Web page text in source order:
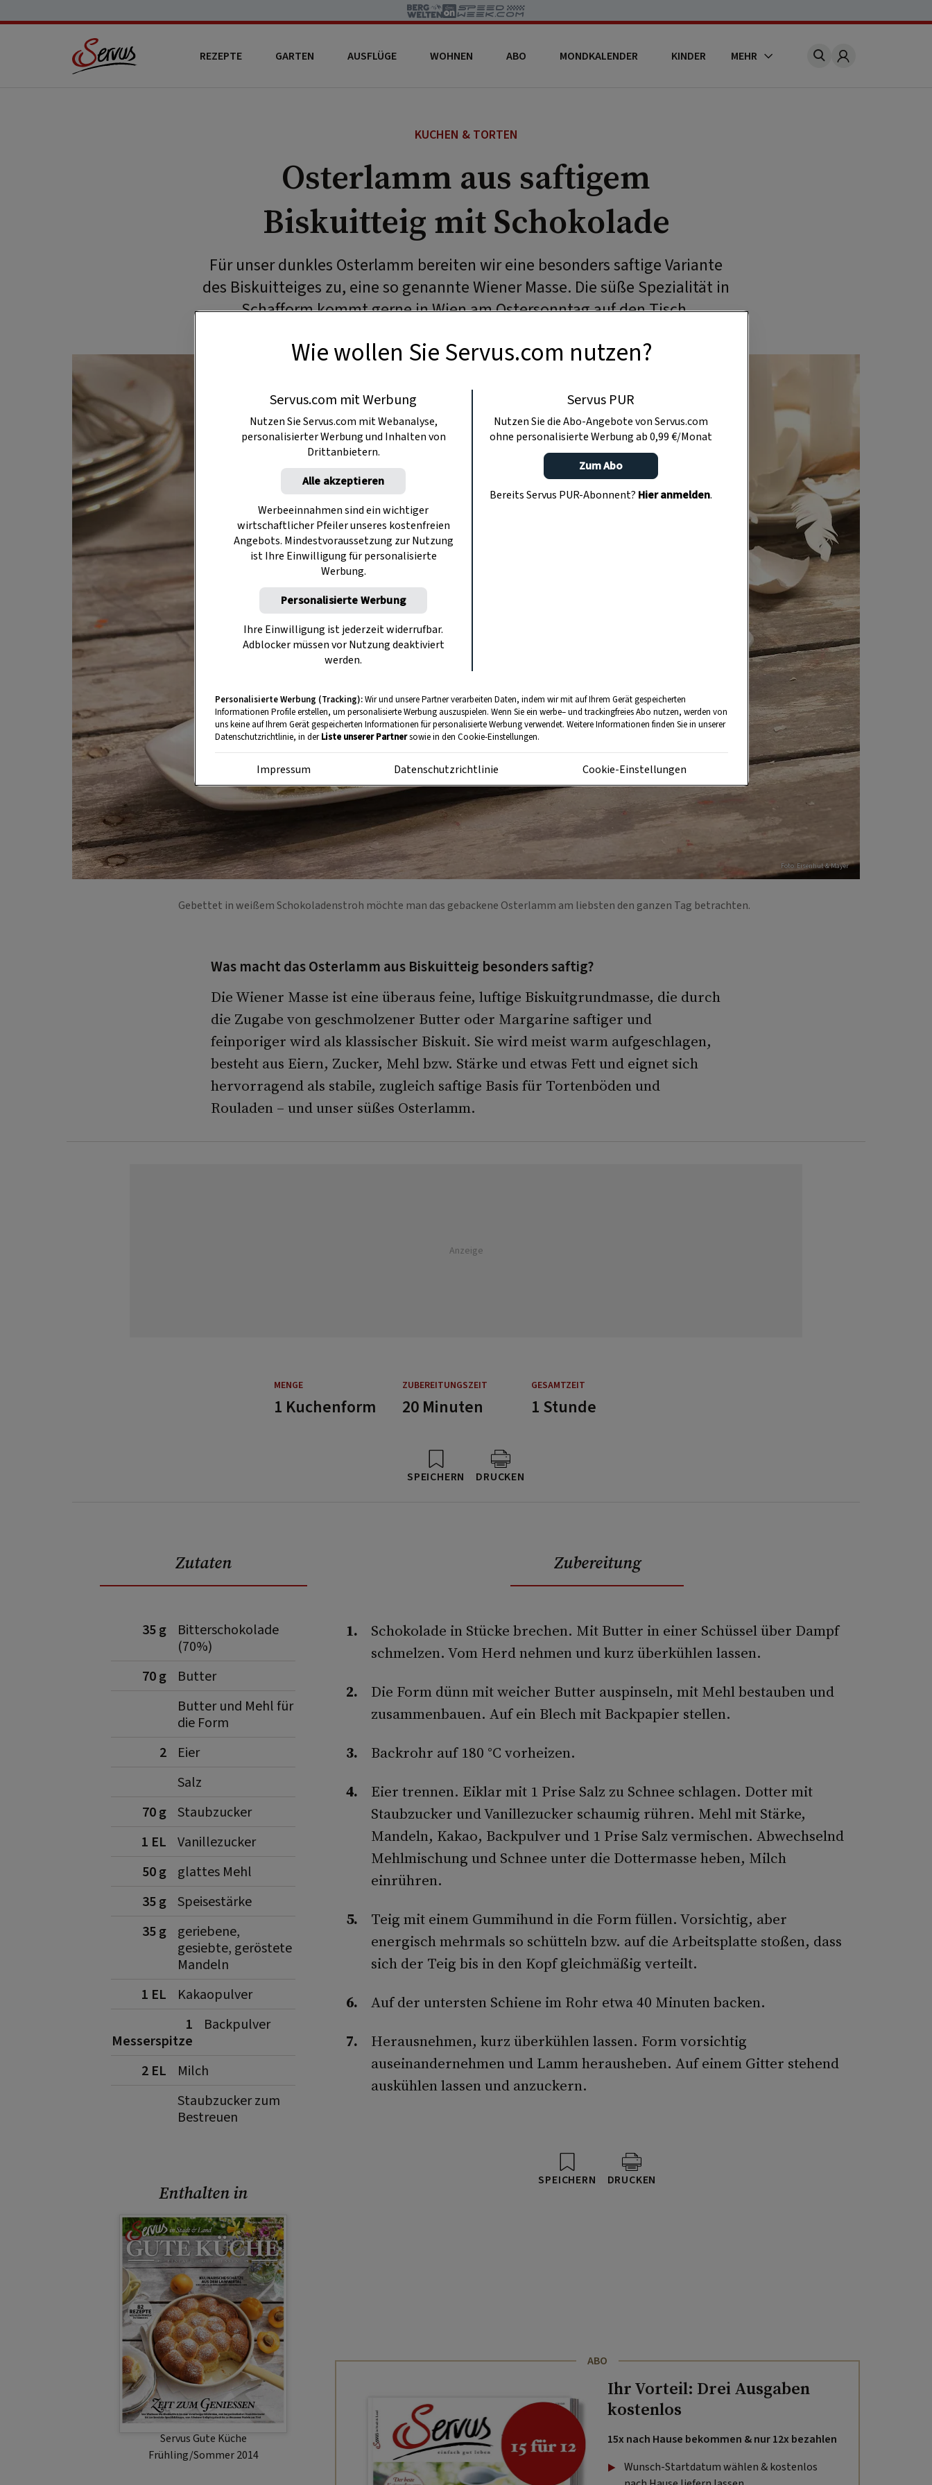
REZEPTE GARTEN AUSFLÜGE WOHNEN ABO MONDKALENDER KINDER MEHR Account
KUCHEN & TORTEN
Osterlamm aus saftigem
Biskuitteig mit Schokolade
Für unser dunkles Osterlamm bereiten wir eine besonders saftige Variante
des Biskuitteiges zu, eine so genannte Wiener Masse. Die süße Spezialität in
Schafform kommt gerne in Wien am Ostersonntag auf den Tisch.
Foto: Eisenhut & Mayer
Gebettet in weißem Schokoladenstroh möchte man das gebackene Osterlamm am liebsten den ganzen Tag betrachten.
Was macht das Osterlamm aus Biskuitteig besonders saftig?
Die Wiener Masse ist eine überaus feine, luftige Biskuitgrundmasse, die durch
die Zugabe von geschmolzener Butter oder Margarine saftiger und
feinporiger wird als klassischer Biskuit. Sie wird meist warm aufgeschlagen,
besteht aus Eiern, Zucker, Mehl bzw. Stärke und etwas Fett und eignet sich
hervorragend als stabile, zugleich saftige Basis für Tortenböden und
Rouladen – und unser süßes Osterlamm.
Anzeige
MENGE ZUBEREITUNGSZEIT GESAMTZEIT
1 Kuchenform 20 Minuten 1 Stunde
SPEICHERN DRUCKEN
Zutaten
35 g
Bitterschokolade
(70%)
70 g
Butter
Butter und Mehl für
die Form
2
Eier
Salz
70 g Staubzucker
1 EL
Vanillezucker
50 g
glattes Mehl
35 g Speisestärke
35 g
geriebene,
gesiebte, geröstete
Mandeln
1 EL
Kakaopulver
1
Messerspitze
Backpulver
2 EL
Milch
Staubzucker zum
Bestreuen
Enthalten in
Servus Gute Küche
Frühling/Sommer 2014
Zubereitung
Schokolade in Stücke brechen. Mit Butter in einer Schüssel über Dampf
schmelzen. Vom Herd nehmen und kurz überkühlen lassen.
Die Form dünn mit weicher Butter auspinseln, mit Mehl bestauben und
zusammenbauen. Auf ein Blech mit Backpapier stellen.
Backrohr auf 180 °C vorheizen.
Eier trennen. Eiklar mit 1 Prise Salz zu Schnee schlagen. Dotter mit
Staubzucker und Vanillezucker schaumig rühren. Mehl mit Stärke,
Mandeln, Kakao, Backpulver und 1 Prise Salz vermischen. Abwechselnd
Mehlmischung und Schnee unter die Dottermasse heben, Milch
einrühren.
Teig mit einem Gummihund in die Form füllen. Vorsichtig, aber
energisch mehrmals so schütteln bzw. auf die Arbeitsplatte stoßen, dass
sich der Teig bis in den Kopf gleichmäßig verteilt.
Auf der untersten Schiene im Rohr etwa 40 Minuten backen.
Herausnehmen, kurz überkühlen lassen. Form vorsichtig
auseinandernehmen und Lamm herausheben. Auf einem Gitter stehend
auskühlen lassen und anzuckern.
SPEICHERN DRUCKEN
ABO
Ihr Vorteil: Drei Ausgaben
kostenlos
15x nach Hause bekommen & nur 12x bezahlen
Wunsch-Startdatum wählen & kostenlos
Wie wollen Sie Servus.com nutzen?
Servus.com mit Werbung
Nutzen Sie Servus.com mit Webanalyse,
personalisierter Werbung und Inhalten von
Drittanbietern.
Alle akzeptieren
Werbeeinnahmen sind ein wichtiger
wirtschaftlicher Pfeiler unseres kostenfreien
Angebots. Mindestvoraussetzung zur Nutzung
ist Ihre Einwilligung für personalisierte
Werbung.
Personalisierte Werbung
Ihre Einwilligung ist jederzeit widerrufbar.
Adblocker müssen vor Nutzung deaktiviert
werden.
Servus PUR
Nutzen Sie die Abo-Angebote von Servus.com
ohne personalisierte Werbung ab 0,99 €/Monat
Zum Abo
Bereits Servus PUR-Abonnent? Hier anmelden.
Personalisierte Werbung (Tracking):Wir und unsere Partner verarbeiten Daten, indem wir mit auf Ihrem Gerät gespeicherten
Informationen Profile erstellen, um personalisierte Werbung auszuspielen. Wenn Sie ein werbe– und trackingfreies Abo nutzen, werden von
uns keine auf Ihrem Gerät gespeicherten Informationen für personalisierte Werbung verwendet. Weitere Informationen finden Sie in unserer
Datenschutzrichtlinie, in derListe unserer Partnersowie in den Cookie-Einstellungen.
Impressum Datenschutzrichtlinie Cookie-Einstellungen